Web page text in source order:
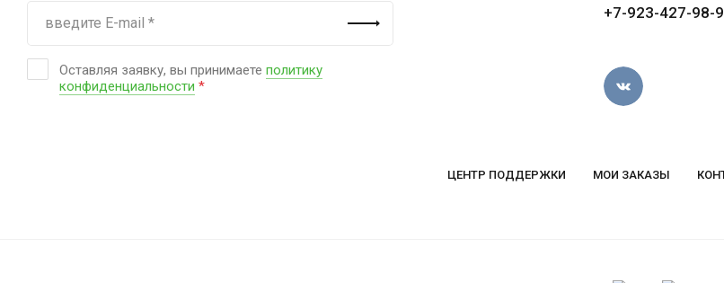
Оставляя заявку, вы принимаете политику
конфиденциальности *
+7-923-427-98-
ЦЕНТР ПОДДЕРЖКИ МОИ ЗАКАЗЫ